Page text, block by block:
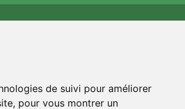
de suivi pour améliorer
pour vous montrer un
planten we een boom! Lees meer